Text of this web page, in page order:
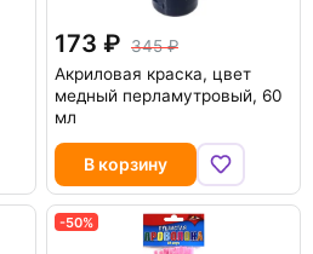
173
345
Акриловая краска, цвет
медный перламутровый, 60
мл
В корзину
-50%